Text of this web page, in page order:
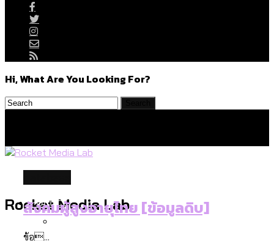
Hi, What Are You Looking For?
Rocket Media Lab
Politics
สังคมผู้สูงอายุไทย [ข้อมูลดิบ]
ข้อ...